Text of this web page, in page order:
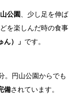
公園
、少し足を伸ば
を楽しんだ時の食事
ん）」 です。
。円山公園からでも
備されています。